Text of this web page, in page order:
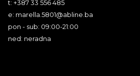
t: +387 33 556 485
e: marella.5801@abline.ba
pon - sub: 09:00-21:00
ned: neradna